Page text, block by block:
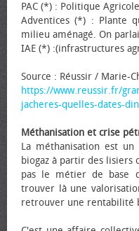
PAC (*) : Politique
Adventices (*) : Plante
milieu aménagé. On
IAE (*) :(infrastructures
Source : Réussir / Marie-
https://www.reussir.fr/
jacheres-quelles-dates-
Méthanisation et crise
La méthanisation est
biogaz à partir des lisiers
pas le métier de base
trouver là une
retrouver une rentabilité